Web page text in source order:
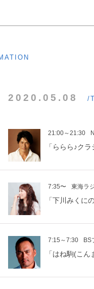
2020.05.08 /
21:00～21:30
「ららら♪クラ
7:35〜 東海ラ
「下川みくに
7:15～7:30 BS
「はね駒(こん